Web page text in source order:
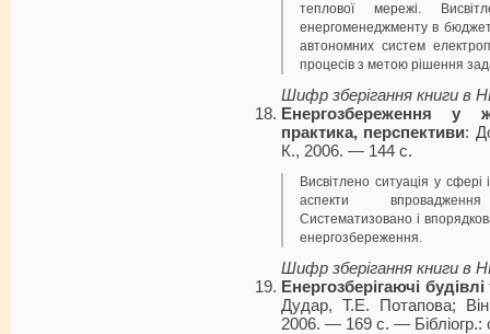
теплової мережі.
енергоменеджменту в
автономних систем
процесів з метою рішення
Шифр зберігання книги в
Енергозбереження у
практика, перспективи:
К., 2006. — 144 с.
Висвітлено ситуація у сфері
аспекти впровадження
Систематизовано і
енергозбереження.
Шифр зберігання книги в
Енергозберігаючі
Дудар, Т.Е. Потапова;
2006. — 169 с. —